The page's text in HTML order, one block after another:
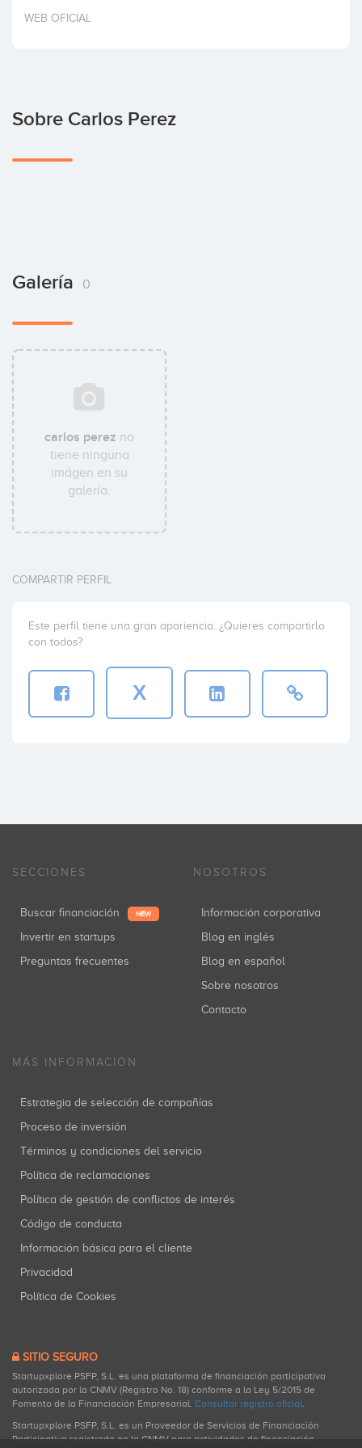
Invertir
WEB OFICIAL
Sobre Carlos Perez
Galería 0
carlos perez no
tiene ninguna
imágen en su
galería.
COMPARTIR PERFIL
Este perfil tiene una gran apariencia. ¿Quieres compartirlo
con todos?
X
SECCIONES
Buscar financiación NEW
Invertir en startups
Preguntas frecuentes
NOSOTROS
Información corporativa
Blog en inglés
Blog en español
Sobre nosotros
Contacto
MÁS INFORMACIÓN
Estrategia de selección de compañías
Proceso de inversión
Términos y condiciones del servicio
Política de reclamaciones
Política de gestión de conflictos de interés
Código de conducta
Información básica para el cliente
Privacidad
Política de Cookies
SITIO SEGURO
Startupxplore PSFP, S.L. es una plataforma de financiación participativa
autorizada por la CNMV (Registro No. 18) conforme a la Ley 5/2015 de
Fomento de la Financiación Empresarial. Consultar registro oficial.
Startupxplore PSFP, S.L. es un Proveedor de Servicios de Financiación
Participativa registrado en la CNMV para actividades de financiación